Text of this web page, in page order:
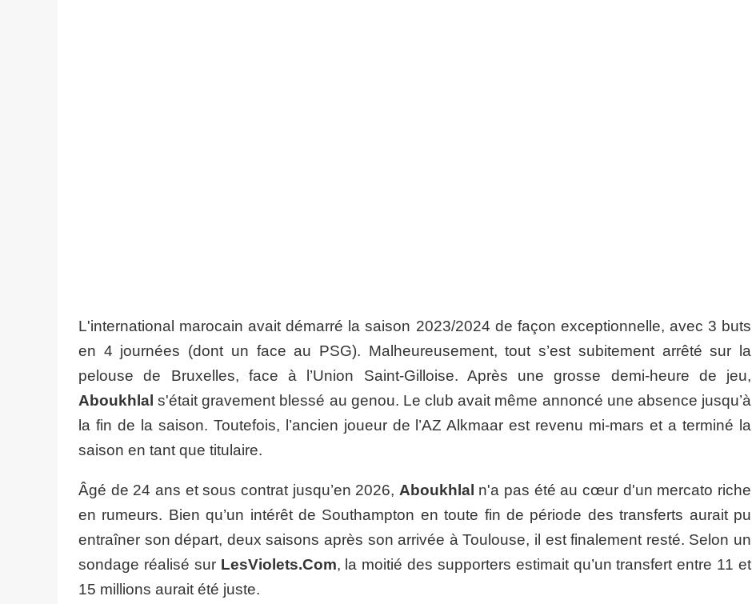
L'international marocain avait démarré la saison 2023/2024 de façon exceptionnelle, avec 3 buts
en 4 journées (dont un face au PSG). Malheureusement, tout s’est subitement arrêté sur la
pelouse de Bruxelles, face à l’Union Saint-Gilloise. Après une grosse demi-heure de jeu,
Aboukhlal s'était gravement blessé au genou. Le club avait même annoncé une absence jusqu’à
la fin de la saison. Toutefois, l’ancien joueur de l’AZ Alkmaar est revenu mi-mars et a terminé la
saison en tant que titulaire.
Âgé de 24 ans et sous contrat jusqu’en 2026, Aboukhlal n'a pas été au cœur d'un mercato riche
en rumeurs. Bien qu’un intérêt de Southampton en toute fin de période des transferts aurait pu
entraîner son départ, deux saisons après son arrivée à Toulouse, il est finalement resté. Selon un
sondage réalisé surLesViolets.Com, la moitié des supporters estimait qu’un transfert entre 11 et
15 millions aurait été juste.